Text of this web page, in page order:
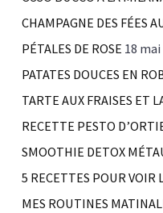
CHAMPAGNE DES FÉES
PÉTALES DE ROSE 18 mai
PATATES DOUCES EN
TARTE AUX FRAISES ET
RECETTE PESTO
SMOOTHIE DETOX
5 RECETTES POUR VOIR
MES ROUTINES